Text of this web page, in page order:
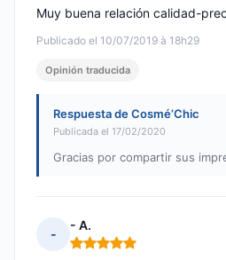
Publicado el 10/07/2019 à 18h29
Muy buena relación calidad-
Opinión traducida
Respuesta de Cosmé’Chic
Publicada el 17/02/2020
Gracias por compartir sus
-
- A.
Nota: 5 de 5